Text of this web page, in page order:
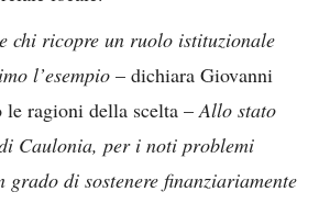
chi ricopre un ruolo istituzionale
l’esempio – dichiara Giovanni
le ragioni della scelta –Allo stato
Caulonia, per i noti problemi
di sostenere finanziariamente